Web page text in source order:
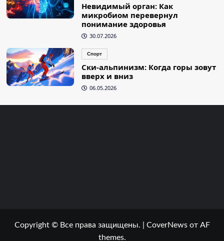
Невидимый орган: Как
микробиом перевернул
понимание здоровья
30.07.2026
Спорт
Ски-альпинизм: Когда горы зовут
вверх и вниз
06.05.2026
Copyright © Все права защищены. CoverNewsот AF
themes.